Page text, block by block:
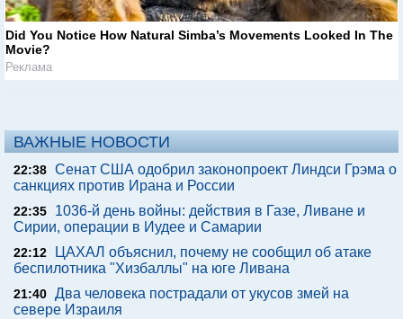
Did You Notice How Natural Simba’s Movements Looked In The
Movie?
Реклама
ВАЖНЫЕ НОВОСТИ
22:38 Сенат США одобрил законопроект Линдси Грэма о
санкциях против Ирана и России
22:35
1036-й день войны: действия в Газе, Ливане и
Сирии, операции в Иудее и Самарии
22:12
ЦАХАЛ объяснил, почему не сообщил об атаке
беспилотника "Хизбаллы" на юге Ливана
21:40 Два человека пострадали от укусов змей на
севере Израиля